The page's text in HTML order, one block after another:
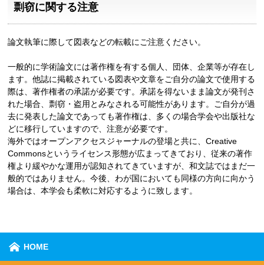
剽窃に関する注意
論文執筆に際して図表などの転載にご注意ください。
一般的に学術論文には著作権を有する個人、団体、企業等が存在し
ます。他誌に掲載されている図表や文章をご自分の論文で使用する
際は、著作権者の承諾が必要です。承諾を得ないまま論文が発刊さ
れた場合、剽窃・盗用とみなされる可能性があります。ご自分が過
去に発表した論文であっても著作権は、多くの場合学会や出版社な
どに移行していますので、注意が必要です。
海外ではオープンアクセスジャーナルの登場と共に、Creative
Commonsというライセンス形態が広まってきており、従来の著作
権より緩やかな運用が認知されてきていますが、和文誌ではまだ一
般的ではありません。今後、わが国においても同様の方向に向かう
場合は、本学会も柔軟に対応するように致します。
HOME